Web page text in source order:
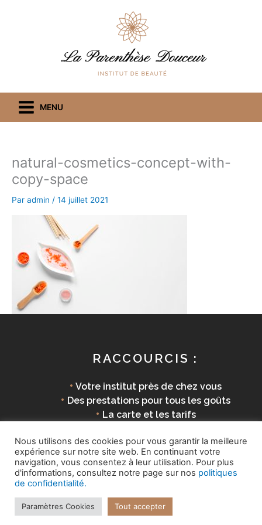
MENU
natural-cosmetics-concept-with-
copy-space
Par admin / 14 juillet 2021
RACCOURCIS :
• Votre institut près de chez vous
• Des prestations pour tous les goûts
• La carte et les tarifs
Copyright © 2026 La Parenthèse Douceur |
légales
Site internet réalisé par7'extra!
Nous utilisons des cookies pour vous garantir la meilleure
expérience sur notre site web. En continuant votre
navigation, vous consentez à leur utilisation. Pour plus
d'informations, consultez notre page sur nos politiques
de confidentialité.
Paramètres Cookies Tout accepter